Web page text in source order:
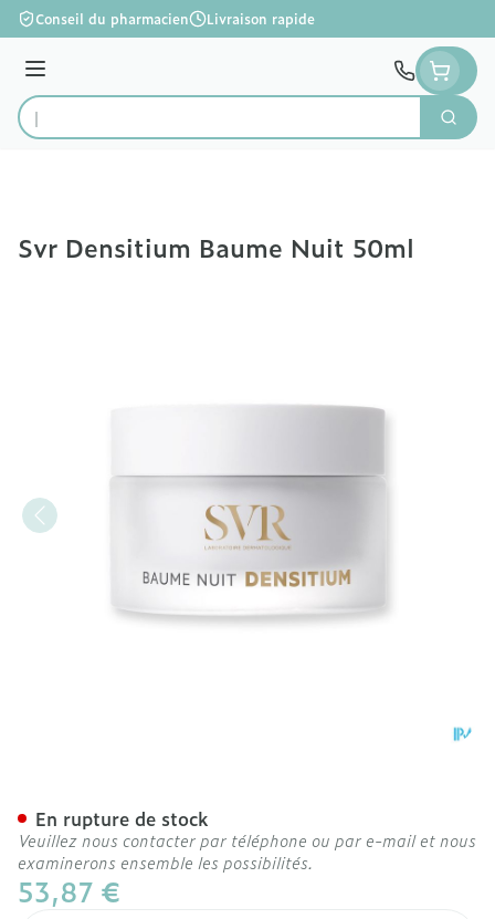
Aller au contenu
Conseil du pharmacien Livraison rapide
Menu
Rechercher
Svr Densitium Baume Nuit 50ml
53,87 €
En rupture de stock
Veuillez nous contacter par téléphone ou par e-mail et nous
examinerons ensemble les possibilités.